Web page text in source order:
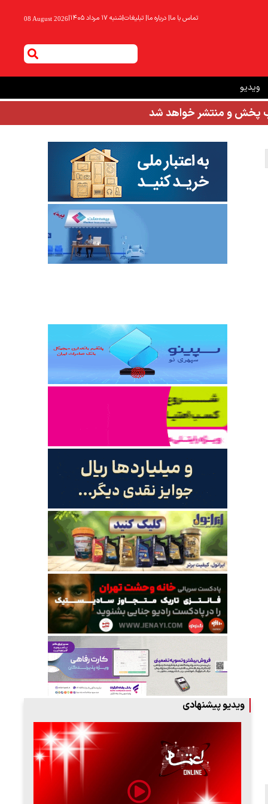
تماس با ما| درباره ما| تبلیغات|شنبه ۱۷ مرداد ۱۴۰۵ |
08 August 2026
ویدیو
پخش و منتشر خواهد شد
ویدیو پیشنهادی